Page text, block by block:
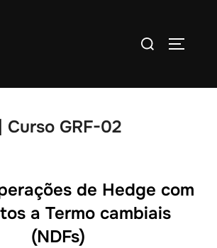
Curso GRF-02
de Hedge com
a Termo cambiais
(NDFs)